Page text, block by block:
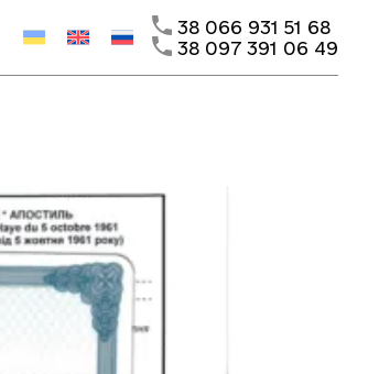
38 066 931 51 68
38 097 391 06 49